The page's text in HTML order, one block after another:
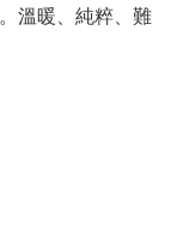
溫暖、純粹、難